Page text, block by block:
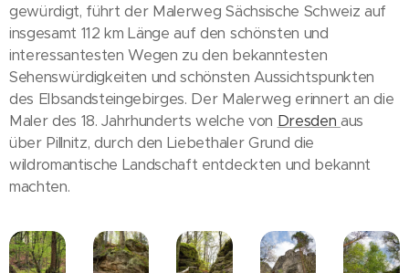
gewürdigt, führt der Malerweg Sächsische Schweiz auf
insgesamt 112 km Länge auf den schönsten und
interessantesten Wegen zu den bekanntesten
Sehenswürdigkeiten und schönsten Aussichtspunkten
des Elbsandsteingebirges. Der Malerweg erinnert an die
Maler des 18. Jahrhunderts welche von Dresden aus
über Pillnitz, durch den Liebethaler Grund die
wildromantische Landschaft entdeckten und bekannt
machten.